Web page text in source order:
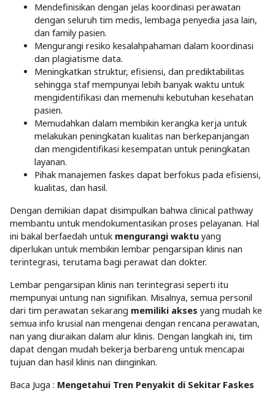
Mendefinisikan dengan jelas koordinasi perawatan
dengan seluruh tim medis, lembaga penyedia jasa lain,
dan family pasien.
Mengurangi resiko kesalahpahaman dalam koordinasi
dan plagiatisme data.
Meningkatkan struktur, efisiensi, dan prediktabilitas
sehingga staf mempunyai lebih banyak waktu untuk
mengidentifikasi dan memenuhi kebutuhan kesehatan
pasien.
Memudahkan dalam membikin kerangka kerja untuk
melakukan peningkatan kualitas nan berkepanjangan
dan mengidentifikasi kesempatan untuk peningkatan
layanan.
Pihak manajemen faskes dapat berfokus pada efisiensi,
kualitas, dan hasil.
Dengan demikian dapat disimpulkan bahwa clinical pathway
membantu untuk mendokumentasikan proses pelayanan. Hal
ini bakal berfaedah untuk mengurangi waktu yang
diperlukan untuk membikin lembar pengarsipan klinis nan
terintegrasi, terutama bagi perawat dan dokter.
Lembar pengarsipan klinis nan terintegrasi seperti itu
mempunyai untung nan signifikan. Misalnya, semua personil
dari tim perawatan sekarang memiliki akses yang mudah ke
semua info krusial nan mengenai dengan rencana perawatan,
nan yang diuraikan dalam alur klinis. Dengan langkah ini, tim
dapat dengan mudah bekerja berbareng untuk mencapai
tujuan dan hasil klinis nan diinginkan.
Baca Juga : Mengetahui Tren Penyakit di Sekitar Faskes